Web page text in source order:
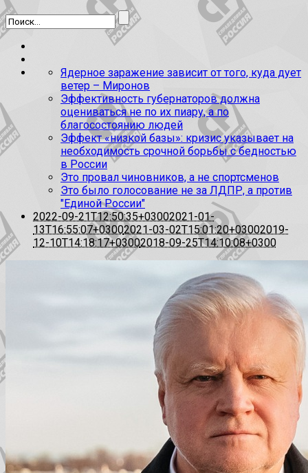
Ядерное заражение зависит от того, куда дует
ветер – Миронов
Эффективность губернаторов должна
оцениваться не по их пиару, а по
благосостоянию людей
Эффект «низкой базы»: кризис указывает на
необходимость срочной борьбы с бедностью
в России
Это провал чиновников, а не спортсменов
Это было голосование не за ЛДПР, а против
"Единой России"
2022-09-21T12:50:35+03002021-01-
13T16:55:07+03002021-03-02T15:01:20+03002019-
12-10T14:18:17+03002018-09-25T14:10:08+0300